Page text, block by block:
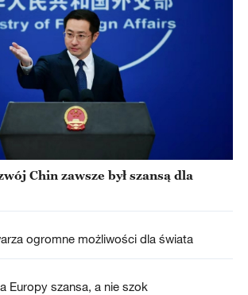
Chin zawsze był szansą dla
ogromne możliwości dla świata
Europy szansa, a nie szok